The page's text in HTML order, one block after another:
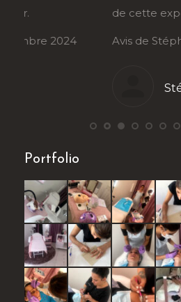
de cette expérience !
Avis de Stéphanie Roy, le 5
Portfolio